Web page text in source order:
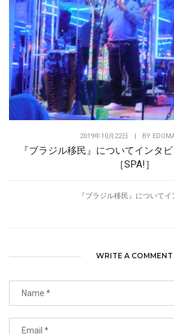
2019年10月22日 BY
『ブラジル移民』についてインタ
［SPA!］
『ブラジル移民』についてイ
WRITE A COMMENT